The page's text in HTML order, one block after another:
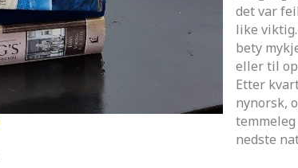
det var
like
bety
eller til
Etter
nynorsk,
nedste